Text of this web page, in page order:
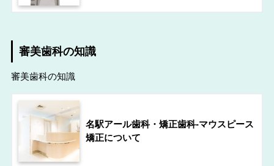
審美歯科の知識
審美歯科の知識
名駅アール歯科・矯正歯科-マウスピース
矯正について